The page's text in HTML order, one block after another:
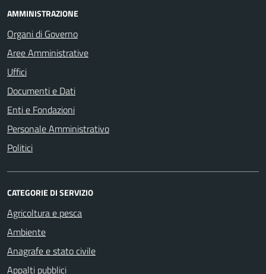
AMMINISTRAZIONE
Organi di Governo
Aree Amministrative
Uffici
Documenti e Dati
Enti e Fondazioni
Personale Amministrativo
Politici
CATEGORIE DI SERVIZIO
Agricoltura e pesca
Ambiente
Anagrafe e stato civile
Appalti pubblici